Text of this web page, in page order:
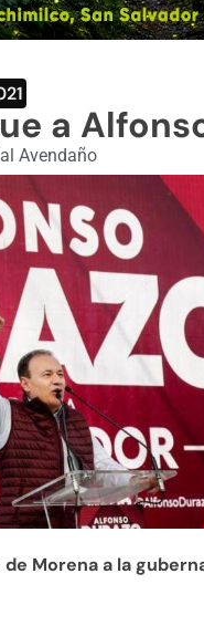
a
Avendaño
Morena a la